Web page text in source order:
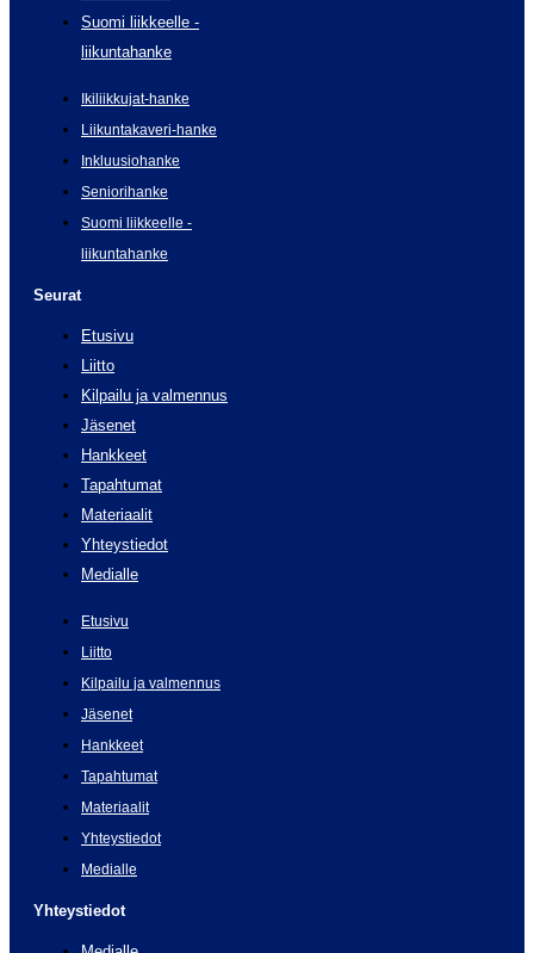
Suomi liikkeelle -
liikuntahanke
Ikiliikkujat-hanke
Liikuntakaveri-hanke
Inkluusiohanke
Seniorihanke
Suomi liikkeelle -
liikuntahanke
Seurat
Etusivu
Liitto
Kilpailu ja valmennus
Jäsenet
Hankkeet
Tapahtumat
Materiaalit
Yhteystiedot
Medialle
Etusivu
Liitto
Kilpailu ja valmennus
Jäsenet
Hankkeet
Tapahtumat
Materiaalit
Yhteystiedot
Medialle
Yhteystiedot